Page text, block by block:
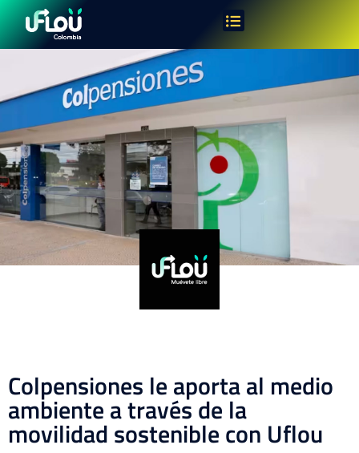
Colpensiones le aporta al medio
ambiente a través de la
movilidad sostenible con Uflou